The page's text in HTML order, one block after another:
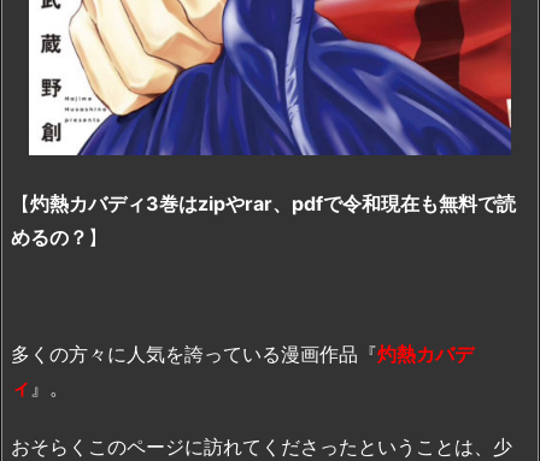
【灼熱カバディ3巻はzipやrar、pdfで令和現在も無料で読
めるの？ 】
多くの方々に人気を誇っている漫画作品『灼熱カバデ
ィ 』。
おそらくこのページに訪れてくださったということは、少